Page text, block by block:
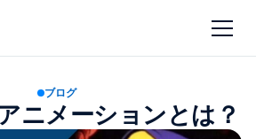
ブログ
ニメーションとは？